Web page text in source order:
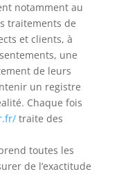
notamment au
traitements de
et clients, à
une
de leurs
un registre
Chaque fois
traite des
toutes les
de l’exactitude